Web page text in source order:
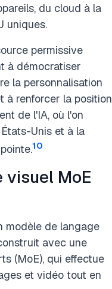
du cloud à la
uniques.
permissive
à démocratiser
la personnalisation
à renforcer la position
de l'IA, où l'on
Unis et à la
10
visuel MoE
modèle de langage
avec une
(MoE), qui effectue
et vidéo tout en